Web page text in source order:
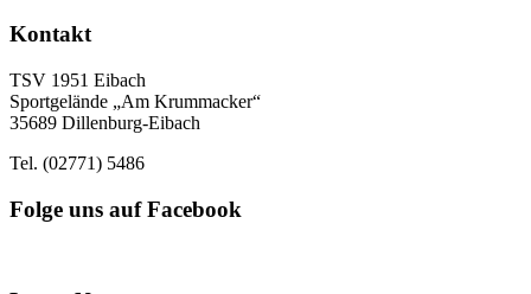
Kontakt
TSV 1951 Eibach
Sportgelände „Am Krummacker“
35689 Dillenburg-Eibach
Tel. (02771) 5486
Folge uns auf Facebook